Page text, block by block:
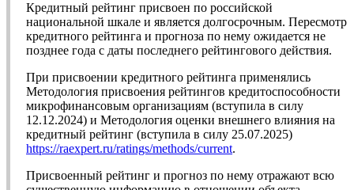
Кредитный рейтинг присвоен по российской
национальной шкале и является долгосрочным. Пересмотр
кредитного рейтинга и прогноза по нему ожидается не
позднее года с даты последнего рейтингового действия.
При присвоении кредитного рейтинга применялись
Методология присвоения рейтингов кредитоспособности
микрофинансовым организациям (вступила в силу
12.12.2024) и Методология оценки внешнего влияния на
кредитный рейтинг (вступила в силу 25.07.2025)
https://raexpert.ru/ratings/methods/current.
Присвоенный рейтинг и прогноз по нему отражают всю